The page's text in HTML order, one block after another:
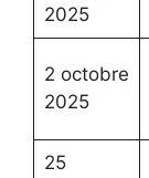
2025
2 octobre
2025
25